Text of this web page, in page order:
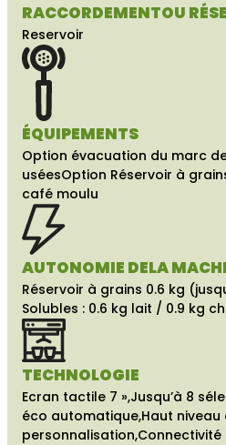
RACCORDEMENTOU
Reservoir
ÉQUIPEMENTS
Option évacuation du marc
uséesOption Réservoir à grains
café moulu
AUTONOMIE DELA
Réservoir à grains 0.6 kg
Solubles : 0.6 kg lait / 0.9 kg
TECHNOLOGIE
Ecran tactile 7 »,Jusqu’à 8
éco automatique,Haut niveau
personnalisation,